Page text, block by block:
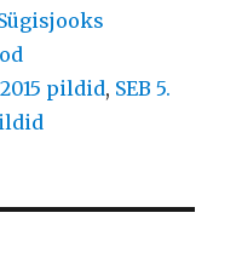
pildid, SEB 5.